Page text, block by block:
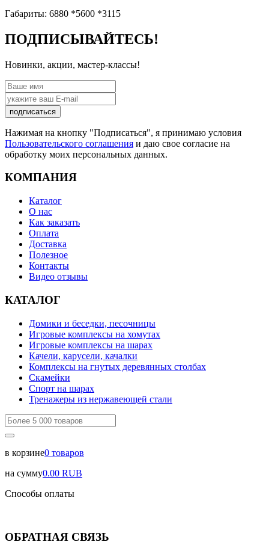
Габариты: 6880 *5600 *3115
ПОДПИСЫВАЙТЕСЬ!
Новинки, акции, мастер-классы!
подписаться
Нажимая на кнопку "Подписаться", я принимаю условия
Пользовательского соглашения и даю свое согласие на
обработку моих персональных данных.
КОМПАНИЯ
Каталог
О нас
Как заказать
Оплата
Доставка
Полезное
Контакты
Видео отзывы
КАТАЛОГ
Домики и беседки, песочницы
Игровые комплексы на хомутах
Игровые комплексы на шарах
Качели, карусели, качалки
Комплексы на гнутых деревянных столбах
Скамейки
Спорт на шарах
Тренажеры из нержавеющей стали
в корзине0 товаров
на сумму0.00 RUB
Способы оплаты
ОБРАТНАЯ СВЯЗЬ